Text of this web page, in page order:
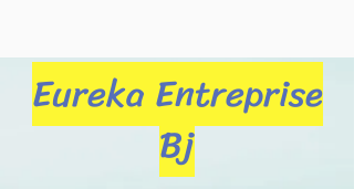
Eureka Entreprise
Bj